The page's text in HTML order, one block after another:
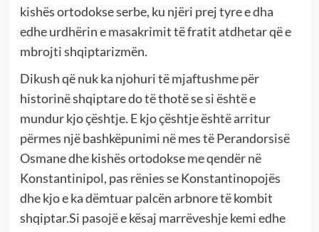
kishës ortodokse serbe, ku njëri prej tyre e dha
edhe urdhërin e masakrimit të fratit atdhetar që e
mbrojti shqiptarizmën.
Dikush që nuk ka njohuri të mjaftushme për
historinë shqiptare do të thotë se si është e
mundur kjo çështje. E kjo çështje është arritur
përmes një bashkëpunimi në mes të Perandorsisë
Osmane dhe kishës ortodokse me qendër në
Konstantinipol, pas rënies se Konstantinopojës
dhe kjo e ka dëmtuar palcën arbnore të kombit
shqiptar.Si pasojë e kësaj marrëveshje kemi edhe